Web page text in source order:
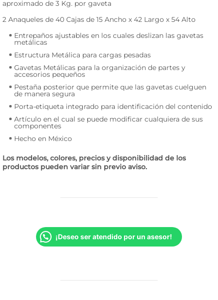
aproximado de 3 Kg. por gaveta
2 Anaqueles de 40 Cajas de 15 Ancho x 42 Largo x 54 Alto
Entrepaños ajustables en los cuales deslizan las gavetas
metálicas
Estructura Metálica para cargas pesadas
Gavetas Metálicas para la organización de partes y
accesorios pequeños
Pestaña posterior que permite que las gavetas cuelguen
de manera segura
Porta-etiqueta integrado para identificación del contenido
Artículo en el cual se puede modificar cualquiera de sus
componentes
Hecho en México
Los modelos, colores, precios y disponibilidad de los
productos pueden variar sin previo aviso.
¡Deseo ser atendido por un asesor!